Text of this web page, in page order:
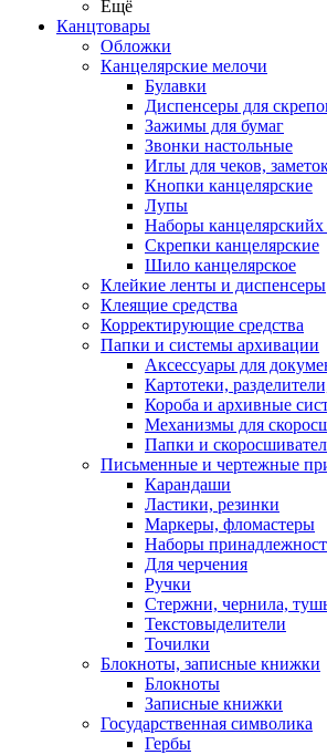
Ещё
Канцтовары
Обложки
Канцелярские мелочи
Булавки
Диспенсеры для
Зажимы для бумаг
Звонки настольные
Иглы для чеков,
Кнопки канцелярские
Лупы
Наборы канцелярскийх
Скрепки канцелярские
Шило канцелярское
Клейкие ленты и диспенсеры
Клеящие средства
Корректирующие средства
Папки и системы архивации
Аксессуары для
Картотеки,
Короба и архивные
Механизмы для
Папки и
Письменные и чертежные
Карандаши
Ластики, резинки
Маркеры, фломастеры
Наборы
Для черчения
Ручки
Стержни, чернила,
Текстовыделители
Точилки
Блокноты, записные книжки
Блокноты
Записные книжки
Государственная символика
Гербы